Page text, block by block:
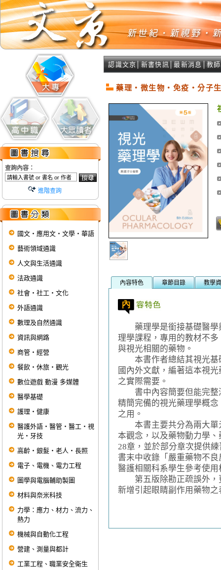
查詢內容：
進階查詢
國文‧應用文‧文學‧華語
藝術領域通識
人文與生活通識
法政通識
社會‧社工‧文化
外語通識
數理及自然通識
資訊與網路
商管‧經營
餐飲‧休旅‧觀光
數位遊戲 動漫 多媒體
醫學基礎
護理‧健康
醫護外語‧醫管‧醫工‧視
光‧牙技
高齡‧銀髮‧老人‧長照
電子、電機、電力工程
圖學與電腦輔助製圖
材料與奈米科技
力學：應力、材力、流力、
熱力
機械與自動化工程
營建、測量與都計
工業工程、職業安全衛生
認識文京 新書快訊 │最新消息 教
藥理‧微生物‧免疫‧分子
內容特色 章節目錄 教學
藥理學是銜接基礎醫學
理學課程，專用的教材不
與視光相關的藥物。
本書作者總結其視光基
國內外文獻，編著這本視
之實際需要。
書中內容簡要但能完整
精簡完備的視光藥理學概
之用。
本書主要共分為兩大單
本觀念，以及藥物動力學
28章，並於部分章次提供
書末中收錄「嚴重藥物不
醫護相關科系學生參考使用
第五版除勘正疏誤外，
新增引起眼睛副作用藥物